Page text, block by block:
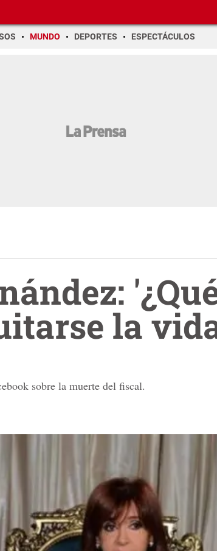
MUNDO DEPORTES ESPECTÁCULOS
la
sobre la muerte del fiscal.